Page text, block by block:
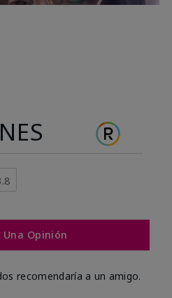
Una Opinión
recomendaría a un amigo.